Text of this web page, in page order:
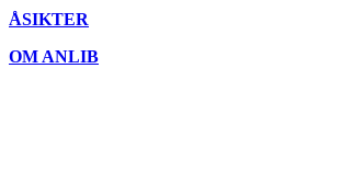
ÅSIKTER
OM ANLIB